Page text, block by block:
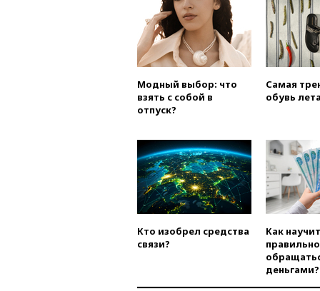
Модный выбор: что
взять с собой в
отпуск?
Самая
обувь
Кто изобрел средства
связи?
Как
правильно
деньгами?